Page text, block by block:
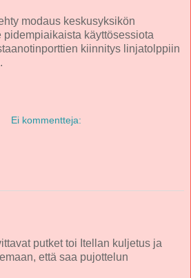
modaus keskusyksikön
käyttösessiota
kiinnitys linjatolppiin
Ei kommentteja:
putket toi Itellan kuljetus ja
että saa pujottelun